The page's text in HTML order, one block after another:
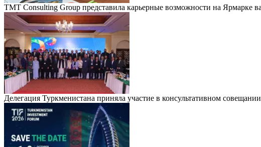
TMT Consulting Group представила карьерные возможности на Ярмарке
Делегация Туркменистана приняла участие в консультативном